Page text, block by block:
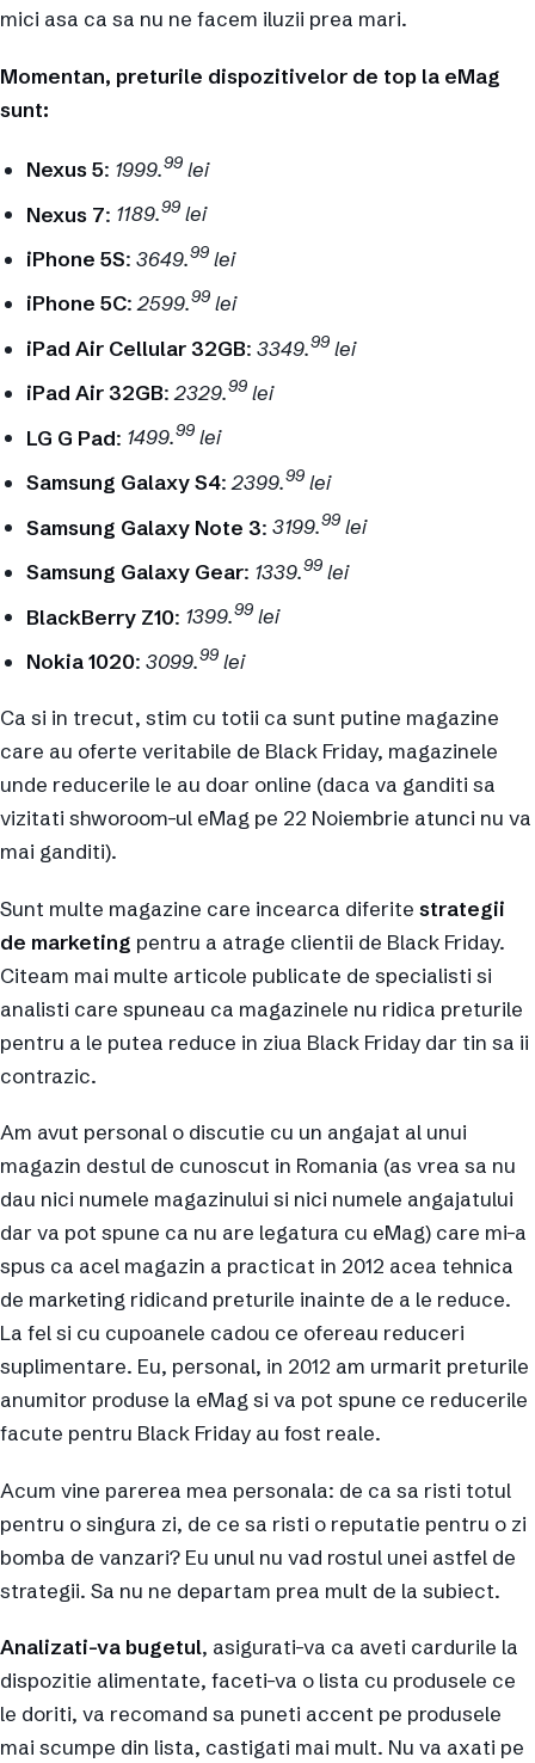
mici asa ca sa nu ne facem iluzii prea mari.
Momentan, preturile dispozitivelor de top la eMag
sunt:
Nexus 5: 1999.99 lei
Nexus 7: 1189.99 lei
iPhone 5S: 3649.99 lei
iPhone 5C: 2599.99 lei
iPad Air Cellular 32GB: 3349.99 lei
iPad Air 32GB: 2329.99 lei
LG G Pad: 1499.99 lei
Samsung Galaxy S4: 2399.99 lei
Samsung Galaxy Note 3: 3199.99 lei
Samsung Galaxy Gear: 1339.99 lei
BlackBerry Z10: 1399.99 lei
Nokia 1020: 3099.99 lei
Ca si in trecut, stim cu totii ca sunt putine magazine
care au oferte veritabile de Black Friday, magazinele
unde reducerile le au doar online (daca va ganditi sa
vizitati shworoom-ul eMag pe 22 Noiembrie atunci nu va
mai ganditi).
Sunt multe magazine care incearca diferite strategii
de marketing pentru a atrage clientii de Black Friday.
Citeam mai multe articole publicate de specialisti si
analisti care spuneau ca magazinele nu ridica preturile
pentru a le putea reduce in ziua Black Friday dar tin sa ii
contrazic.
Am avut personal o discutie cu un angajat al unui
magazin destul de cunoscut in Romania (as vrea sa nu
dau nici numele magazinului si nici numele angajatului
dar va pot spune ca nu are legatura cu eMag) care mi-a
spus ca acel magazin a practicat in 2012 acea tehnica
de marketing ridicand preturile inainte de a le reduce.
La fel si cu cupoanele cadou ce ofereau reduceri
suplimentare. Eu, personal, in 2012 am urmarit preturile
anumitor produse la eMag si va pot spune ce reducerile
facute pentru Black Friday au fost reale.
Acum vine parerea mea personala: de ca sa risti totul
pentru o singura zi, de ce sa risti o reputatie pentru o zi
bomba de vanzari? Eu unul nu vad rostul unei astfel de
strategii. Sa nu ne departam prea mult de la subiect.
Analizati-va bugetul, asigurati-va ca aveti cardurile la
dispozitie alimentate, faceti-va o lista cu produsele ce
le doriti, va recomand sa puneti accent pe produsele
mai scumpe din lista, castigati mai mult. Nu va axati pe